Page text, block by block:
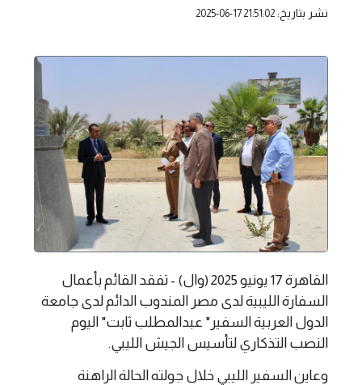
نشر بتاريخ: 2025-06-17 21:51:02
القاهرة 17 يونيو 2025 (وال) - تفقد القائم بأعمال
السفارة الليبية لدى مصر المندوب الدائم لدى جامعة
الدول العربية السفير" عبدالمطلب ثابت" اليوم
النصب التذكاري لتأسيس الجيش الليبي.
وعاين السفير الليبي خلال جولته الحالة الراهنة